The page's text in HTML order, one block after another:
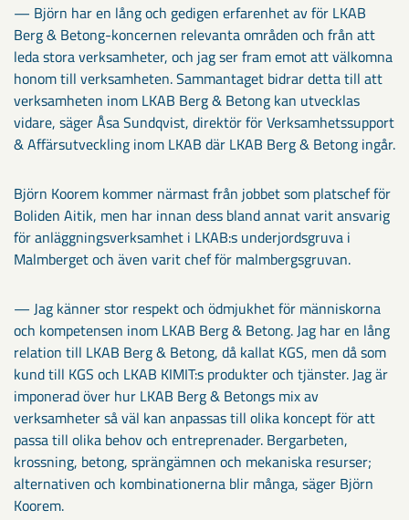
— Björn har en lång och gedigen erfarenhet av för LKAB
Berg & Betong-koncernen relevanta områden och från att
leda stora verksamheter, och jag ser fram emot att välkomna
honom till verksamheten. Sammantaget bidrar detta till att
verksamheten inom LKAB Berg & Betong kan utvecklas
vidare, säger Åsa Sundqvist, direktör för Verksamhetssupport
& Affärsutveckling inom LKAB där LKAB Berg & Betong ingår.
Björn Koorem kommer närmast från jobbet som platschef för
Boliden Aitik, men har innan dess bland annat varit ansvarig
för anläggningsverksamhet i LKAB:s underjordsgruva i
Malmberget och även varit chef för malmbergsgruvan.
— Jag känner stor respekt och ödmjukhet för människorna
och kompetensen inom LKAB Berg & Betong. Jag har en lång
relation till LKAB Berg & Betong, då kallat KGS, men då som
kund till KGS och LKAB KIMIT:s produkter och tjänster. Jag är
imponerad över hur LKAB Berg & Betongs mix av
verksamheter så väl kan anpassas till olika koncept för att
passa till olika behov och entreprenader. Bergarbeten,
krossning, betong, sprängämnen och mekaniska resurser;
alternativen och kombinationerna blir många, säger Björn
Koorem.